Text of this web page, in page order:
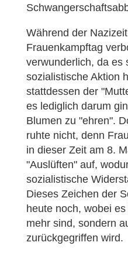
Während der
Frauenkampftag
verwunderlich, da es
sozialistische Aktion
stattdessen der
es lediglich darum
Blumen zu "ehren".
ruhte nicht, denn
in dieser Zeit am 8.
"Auslüften" auf,
sozialistische
Dieses Zeichen der
heute noch, wobei
mehr sind, sondern
zurückgegriffen wird.